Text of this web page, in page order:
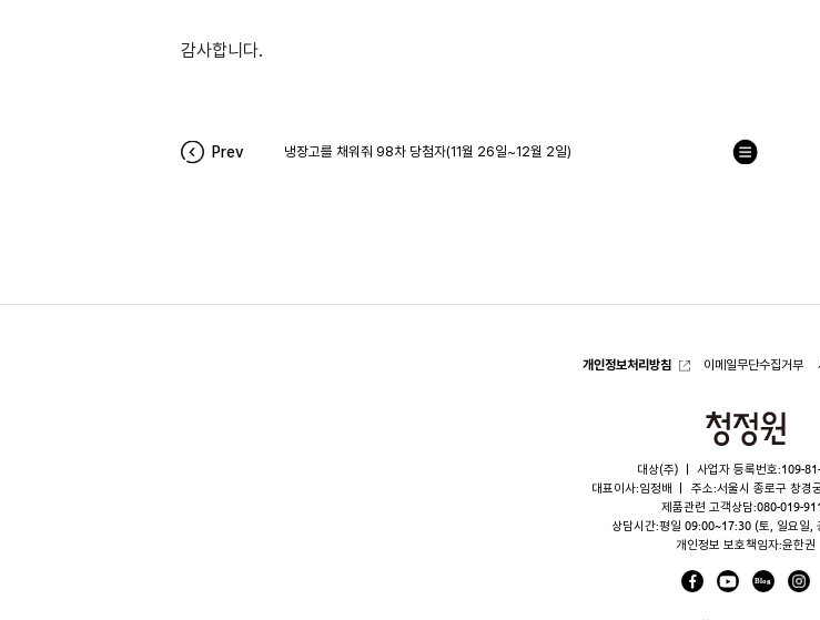
감사합니다.
Prev 냉장고를 채워줘 98차 당첨자(11월 26일~12월 2일)
목
개인정보처리방침 이메일무단수집거부
청
원
대상(주)
사업자 등록번호:109-
대표이사:임정배
주소:서울시 종로구 창경
제품관련 고객상담:080-019-
상담시간:평일 09:00~17:30 (토, 일요일,
개인정보 보호책임자:윤한권